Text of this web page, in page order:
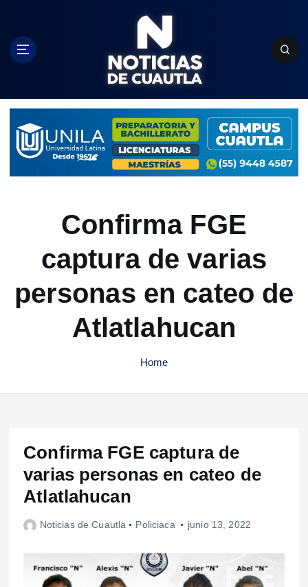
c
Confirma FGE
captura de varias
personas en cateo de
Atlatlahucan
Home
Confirma FGE captura de
varias personas en cateo de
Atlatlahucan
Noticias de Cuautla Policiaca junio 13, 2022